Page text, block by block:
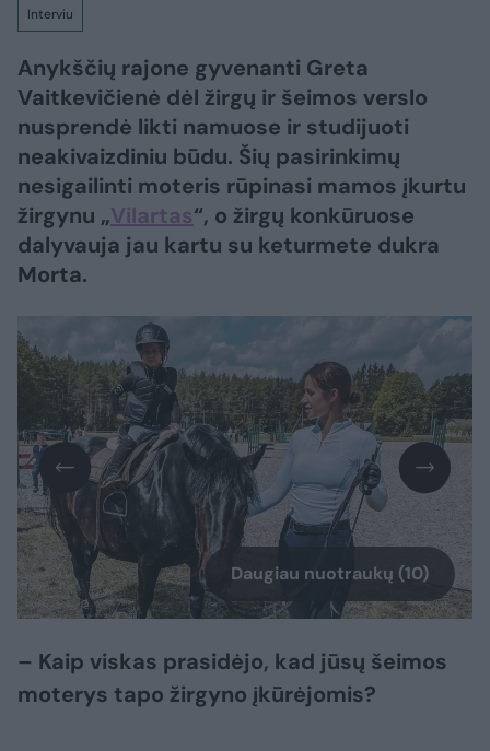
Interviu
Anykščių rajone gyvenanti Greta
Vaitkevičienė dėl žirgų ir šeimos verslo
nusprendė likti namuose ir studijuoti
neakivaizdiniu būdu. Šių pasirinkimų
nesigailinti moteris rūpinasi mamos įkurtu
žirgynu „Vilartas“, o žirgų konkūruose
dalyvauja jau kartu su keturmete dukra
Morta.
Daugiau nuotraukų (10)
– Kaip viskas prasidėjo, kad jūsų šeimos
moterys tapo žirgyno įkūrėjomis?